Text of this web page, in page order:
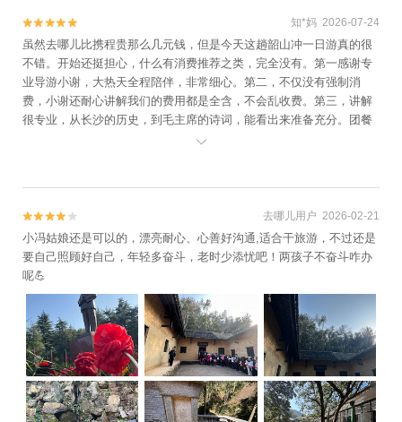

 知*妈 2026-07-24
虽然去哪儿比携程贵那么几元钱，但是今天这趟韶山冲一日游真的很
不错。开始还挺担心，什么有消费推荐之类，完全没有。第一感谢专
业导游小谢，大热天全程陪伴，非常细心。第二，不仅没有强制消
费，小谢还耐心讲解我们的费用都是全含，不会乱收费。第三，讲解
很专业，从长沙的历史，到毛主席的诗词，能看出来准备充分。团餐
也比我想象的好很多，没有出现抢餐，不够吃等现象，红烧肉很不


 去哪儿用户 2026-02-21
小冯姑娘还是可以的，漂亮耐心、心善好沟通,适合干旅游，不过还是
要自己照顾好自己，年轻多奋斗，老时少添忧吧！两孩子不奋斗咋办
呢💪